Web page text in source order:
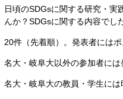
日頃のSDGsに関する研究・実
んか？SDGsに関する内容でし
20件（先着順）。発表者には
名大・岐阜大以外の参加者には
名大・岐阜大の教員・学生には